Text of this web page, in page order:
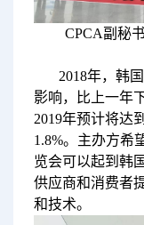
CPCA副秘
2018年，韩
影响，比上一年
2019年预计将达
1.8%。主办方希
览会可以起到韩
供应商和消费者
和技术。